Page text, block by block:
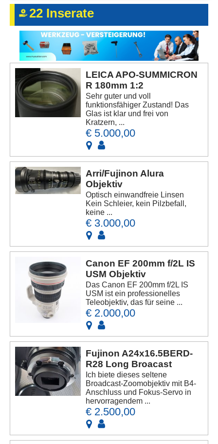
Kontakt
AGB, Nutzungsbedingungen
Impressum
22 Inserate
LEICA APO-SUMMICRON
R 180mm 1:2
Sehr guter und voll
funktionsfähiger Zustand! Das
Glas ist klar und frei von
Kratzern, ...
€ 5.000,00
Arri/Fujinon Alura
Objektiv
Optisch einwandfreie Linsen
Kein Schleier, kein Pilzbefall,
keine ...
€ 3.000,00
Canon EF 200mm f/2L IS
USM Objektiv
Das Canon EF 200mm f/2L IS
USM ist ein professionelles
Teleobjektiv, das für seine ...
€ 2.000,00
Fujinon A24x16.5BERD-
R28 Long Broacast
Ich biete dieses seltene
Broadcast-Zoomobjektiv mit B4-
Anschluss und Fokus-Servo in
hervorragendem ...
€ 2.500,00